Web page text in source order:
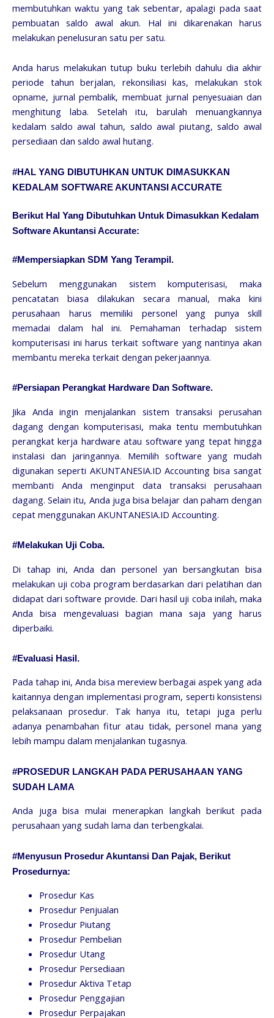
membutuhkan waktu yang tak sebentar, apalagi pada saat
pembuatan saldo awal akun. Hal ini dikarenakan harus
melakukan penelusuran satu per satu.
Anda harus melakukan tutup buku terlebih dahulu dia akhir
periode tahun berjalan, rekonsiliasi kas, melakukan stok
opname, jurnal pembalik, membuat jurnal penyesuaian dan
menghitung laba. Setelah itu, barulah menuangkannya
kedalam saldo awal tahun, saldo awal piutang, saldo awal
persediaan dan saldo awal hutang.
#HAL YANG DIBUTUHKAN UNTUK DIMASUKKAN
KEDALAM SOFTWARE AKUNTANSI ACCURATE
Berikut Hal Yang Dibutuhkan Untuk Dimasukkan Kedalam
Software Akuntansi Accurate:
#Mempersiapkan SDM Yang Terampil.
Sebelum menggunakan sistem komputerisasi, maka
pencatatan biasa dilakukan secara manual, maka kini
perusahaan harus memiliki personel yang punya skill
memadai dalam hal ini. Pemahaman terhadap sistem
komputerisasi ini harus terkait software yang nantinya akan
membantu mereka terkait dengan pekerjaannya.
#Persiapan Perangkat Hardware Dan Software.
Jika Anda ingin menjalankan sistem transaksi perusahan
dagang dengan komputerisasi, maka tentu membutuhkan
perangkat kerja hardware atau software yang tepat hingga
instalasi dan jaringannya. Memilih software yang mudah
digunakan seperti AKUNTANESIA.ID Accounting bisa sangat
membanti Anda menginput data transaksi perusahaan
dagang. Selain itu, Anda juga bisa belajar dan paham dengan
cepat menggunakan AKUNTANESIA.ID Accounting.
#Melakukan Uji Coba.
Di tahap ini, Anda dan personel yan bersangkutan bisa
melakukan uji coba program berdasarkan dari pelatihan dan
didapat dari software provide. Dari hasil uji coba inilah, maka
Anda bisa mengevaluasi bagian mana saja yang harus
diperbaiki.
#Evaluasi Hasil.
Pada tahap ini, Anda bisa mereview berbagai aspek yang ada
kaitannya dengan implementasi program, seperti konsistensi
pelaksanaan prosedur. Tak hanya itu, tetapi juga perlu
adanya penambahan fitur atau tidak, personel mana yang
lebih mampu dalam menjalankan tugasnya.
#PROSEDUR LANGKAH PADA PERUSAHAAN YANG
SUDAH LAMA
Anda juga bisa mulai menerapkan langkah berikut pada
perusahaan yang sudah lama dan terbengkalai.
#Menyusun Prosedur Akuntansi Dan Pajak, Berikut
Prosedurnya:
Prosedur Kas
Prosedur Penjualan
Prosedur Piutang
Prosedur Pembelian
Prosedur Utang
Prosedur Persediaan
Prosedur Aktiva Tetap
Prosedur Penggajian
Prosedur Perpajakan